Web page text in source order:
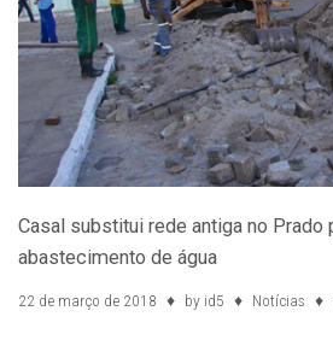
Casal substitui rede antiga no Prado
abastecimento de água
22 de março de 2018 by id5 Notícias